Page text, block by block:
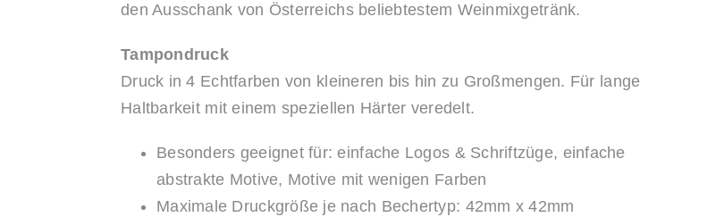
den Ausschank von Österreichs beliebtestem Weinmixgetränk.
Tampondruck
Druck in 4 Echtfarben von kleineren bis hin zu Großmengen. Für lange
Haltbarkeit mit einem speziellen Härter veredelt.
Besonders geeignet für: einfache Logos & Schriftzüge, einfache
abstrakte Motive, Motive mit wenigen Farben
Maximale Druckgröße je nach Bechertyp: 42mm x 42mm